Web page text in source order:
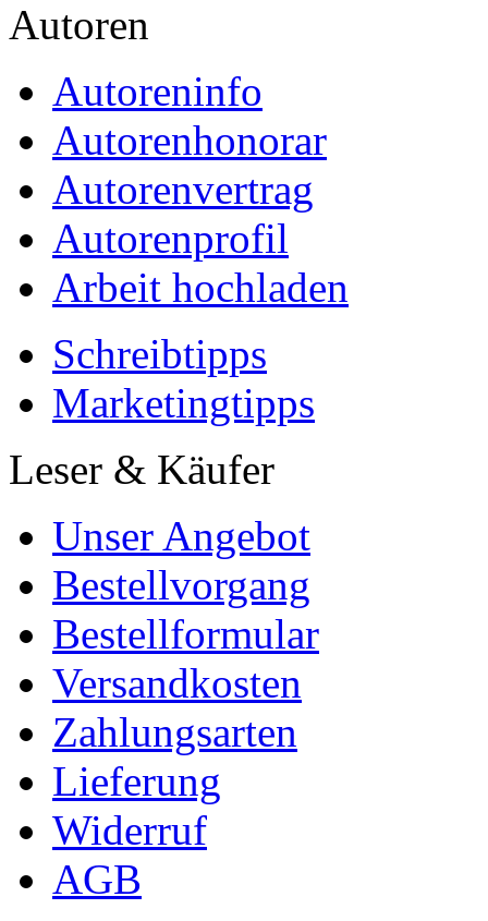
Autoren
Autoreninfo
Autorenhonorar
Autorenvertrag
Autorenprofil
Arbeit hochladen
Schreibtipps
Marketingtipps
Leser & Käufer
Unser Angebot
Bestellvorgang
Bestellformular
Versandkosten
Zahlungsarten
Lieferung
Widerruf
AGB